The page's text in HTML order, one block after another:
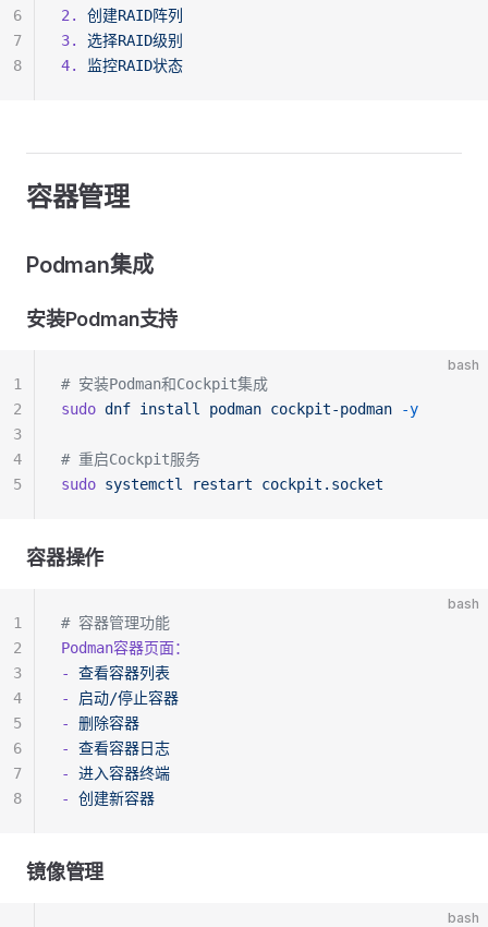
2.
创建RAID阵列
3.
选择RAID级别
4.
监控RAID状态
6
7
8
容器管理
Podman集成
安装Podman支持
bash
# 安装Podman和Cockpit集成
sudo dnf install podman cockpit-podman -y
# 重启Cockpit服务
sudo systemctl restart cockpit.socket
1
2
3
4
5
容器操作
bash
# 容器管理功能
Podman容器页面：
-
查看容器列表
-
启动/停止容器
-
删除容器
-
查看容器日志
-
进入容器终端
-
创建新容器
1
2
3
4
5
6
7
8
镜像管理
bash